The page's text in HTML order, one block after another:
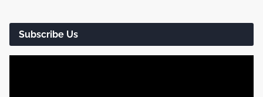
Subscribe Us